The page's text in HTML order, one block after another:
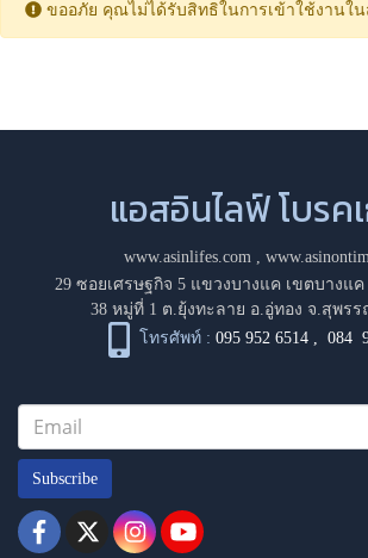
ขออภัย คุณไม่ได้รับสิทธิในการเข้าใช้งานใ
แอสอินไลฟ์ โบรค
www.asinlifes.com,
29 ซอยเศรษฐกิจ 5 แขวงบางแค เขตบางแค
38 หมู่ที่ 1 ต.ยุ้งทะลาย อ.อู่ทอง จ.สุพรร
โทรศัพท์ : 095 952 6514 ,084
Subscribe